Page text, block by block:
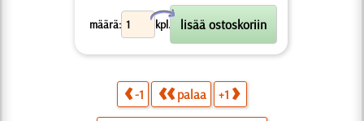
määrä: kpl.
X
-1 palaa +1